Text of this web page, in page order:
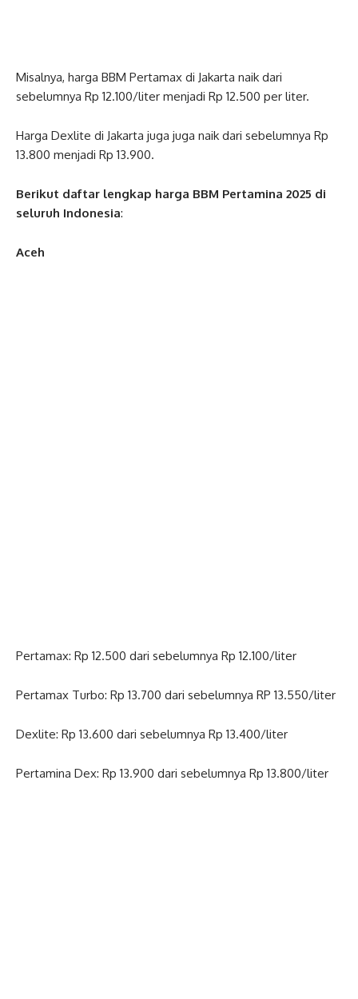
Misalnya, harga BBM Pertamax di Jakarta naik dari
sebelumnya Rp 12.100/liter menjadi Rp 12.500 per liter.
Harga Dexlite di Jakarta juga juga naik dari sebelumnya Rp
13.800 menjadi Rp 13.900.
Berikut daftar lengkap harga BBM Pertamina 2025 di
seluruh Indonesia:
Aceh
Pertamax: Rp 12.500 dari sebelumnya Rp 12.100/liter
Pertamax Turbo: Rp 13.700 dari sebelumnya RP 13.550/liter
Dexlite: Rp 13.600 dari sebelumnya Rp 13.400/liter
Pertamina Dex: Rp 13.900 dari sebelumnya Rp 13.800/liter